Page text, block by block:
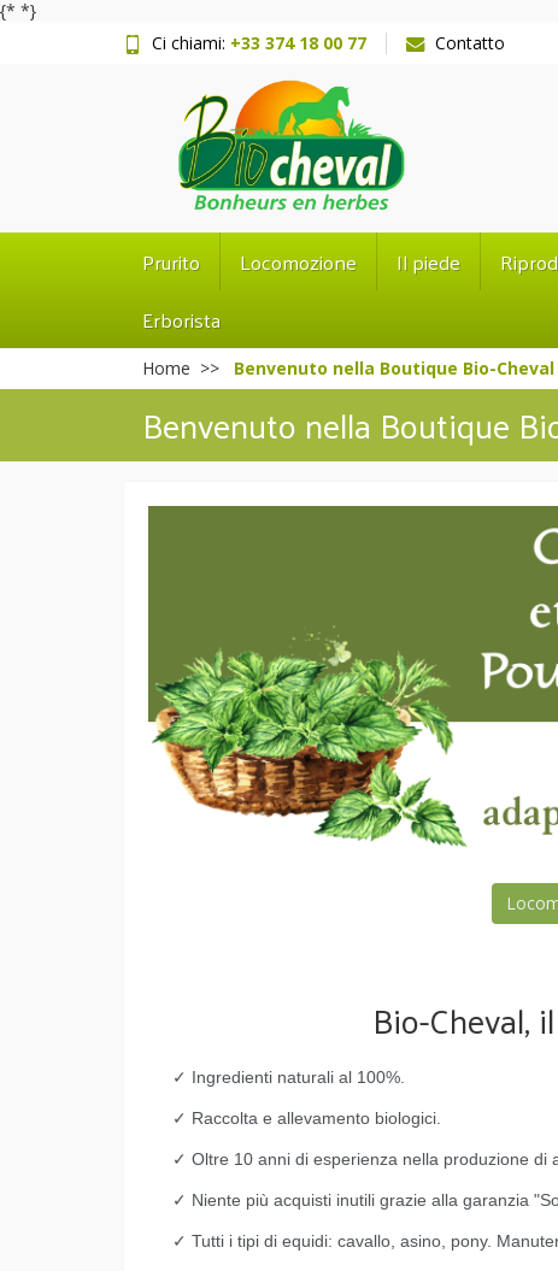
{* *}
Ci chiami: +33 374 18 00 77 Contatto
Prurito Locomozione Il piede
Erborista
Home Benvenuto nella Boutique Bio-Cheval
Benvenuto nella Boutique
Bio-Cheval,
✓ Ingredienti naturali al 100%.
✓ Raccolta e allevamento biologici.
✓ Oltre 10 anni di esperienza nella produzione di
✓ Niente più acquisti inutili grazie alla garanzia
✓ Tutti i tipi di equidi: cavallo, asino, pony.